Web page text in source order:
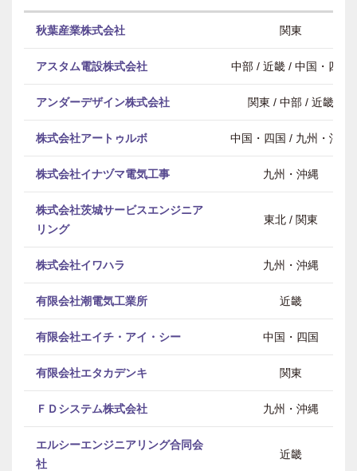
秋葉産業株式会社 関東
アスタム電設株式会社 中部 / 近畿 / 中国・四国
アンダーデザイン株式会社 関東 / 中部 / 近畿
株式会社アートゥルボ 中国・四国 / 九州・沖縄
株式会社イナヅマ電気工事 九州・沖縄
株式会社茨城サービスエンジニア
リング
東北 / 関東
株式会社イワハラ 九州・沖縄
有限会社潮電気工業所 近畿
有限会社エイチ・アイ・シー 中国・四国
有限会社エタカデンキ 関東
ＦＤシステム株式会社 九州・沖縄
エルシーエンジニアリング合同会
社
近畿